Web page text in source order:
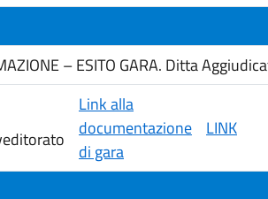
– ESITO GARA. Ditta
Link alla
documentazione
di gara
LINK